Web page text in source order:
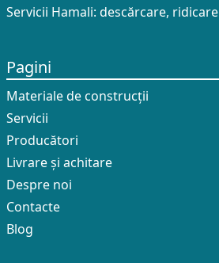
Servicii Hamali: descărcare, ridicare
Pagini
Materiale de construcții
Servicii
Producători
Livrare și achitare
Despre noi
Contacte
Blog